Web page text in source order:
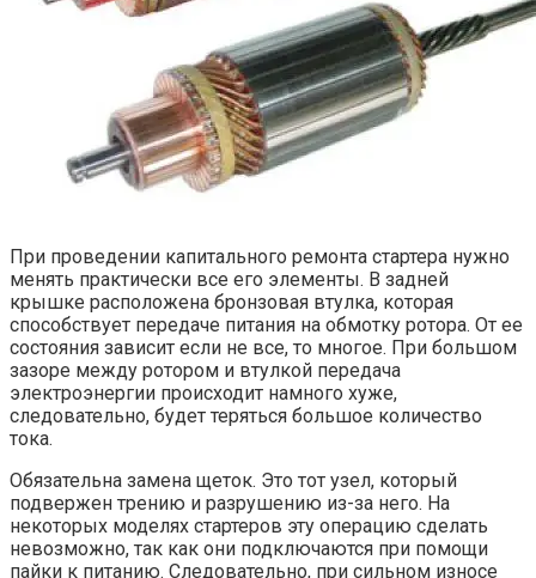
При проведении капитального ремонта стартера нужно
менять практически все его элементы. В задней
крышке расположена бронзовая втулка, которая
способствует передаче питания на обмотку ротора. От ее
состояния зависит если не все, то многое. При большом
зазоре между ротором и втулкой передача
электроэнергии происходит намного хуже,
следовательно, будет теряться большое количество
тока.
Обязательна замена щеток. Это тот узел, который
подвержен трению и разрушению из-за него. На
некоторых моделях стартеров эту операцию сделать
невозможно, так как они подключаются при помощи
пайки к питанию. Следовательно, при сильном износе